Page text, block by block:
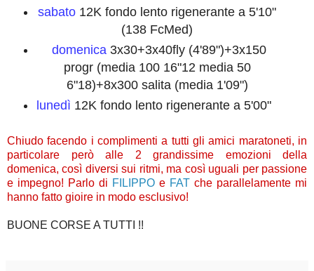
sabato 12K fondo lento rigenerante a 5'10"
(138 FcMed)
domenica3x30+3x40fly (4'89")+3x150
progr (media 100 16"12 media 50
6"18)+8x300 salita (media 1'09")
lunedì 12K fondo lento rigenerante a 5'00"
Chiudo facendo i complimenti a tutti gli amici maratoneti, in
particolare però alle 2 grandissime emozioni della
domenica, così diversi sui ritmi, ma così uguali per passione
e impegno! Parlo di FILIPPO e FAT che parallelamente mi
hanno fatto gioire in modo esclusivo!
BUONE CORSE A TUTTI !!